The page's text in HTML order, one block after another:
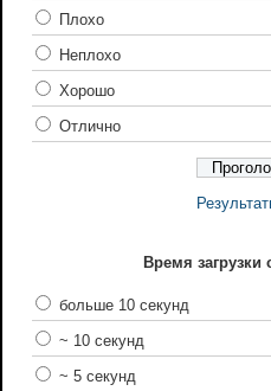
Плохо
Неплохо
Хорошо
Отлично
Время загрузки
больше 10 секунд
~ 10 секунд
~ 5 секунд